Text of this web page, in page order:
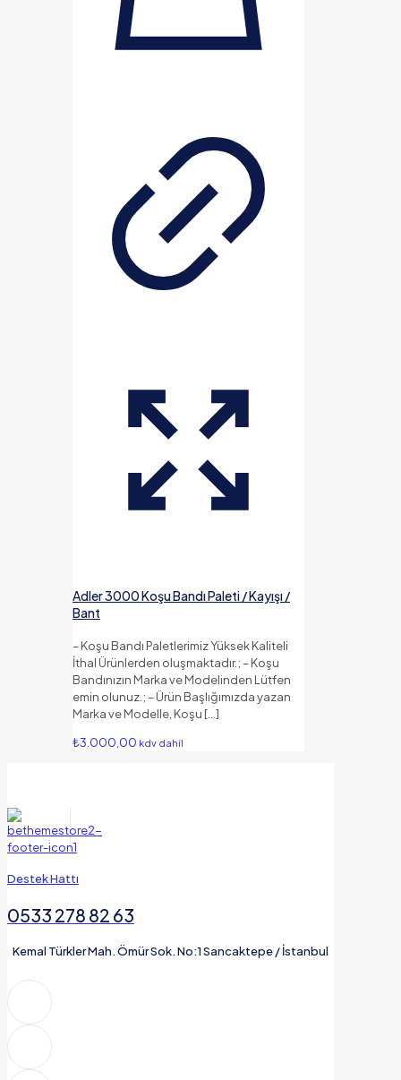
Adler 3000 Koşu Bandı Paleti / Kayışı /
Bant
– Koşu Bandı Paletlerimiz Yüksek Kaliteli
İthal Ürünlerden oluşmaktadır.; – Koşu
Bandınızın Marka ve Modelinden Lütfen
emin olunuz.; – Ürün Başlığımızda yazan
Marka ve Modelle, Koşu […]
₺3.000,00 kdv dahil
Destek Hattı
0533 278 82 63
Kemal Türkler Mah. Ömür Sok. No:1 Sancaktepe / İstanbul